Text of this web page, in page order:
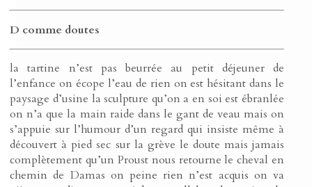
D comme doutes
la tartine n’est pas beurrée au petit déjeuner de
l’enfance on écope l’eau de rien on est hésitant dans le
paysage d’usine la sculpture qu’on a en soi est ébranlée
on n’a que la main raide dans le gant de veau mais on
s’appuie sur l’humour d’un regard qui insiste même à
découvert à pied sec sur la grève le doute mais jamais
complètement qu’un Proust nous retourne le cheval en
chemin de Damas on peine rien n’est acquis on va